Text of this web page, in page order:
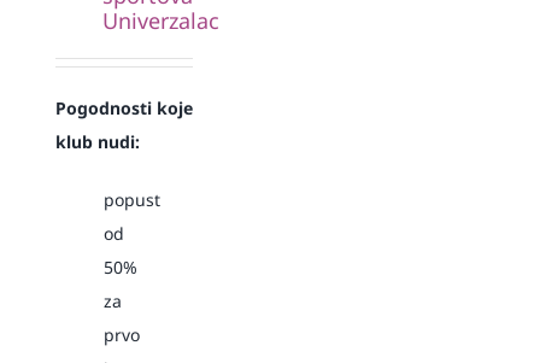
Univerzalac
Pogodnosti koje
klub nudi:
popust
od
50%
za
prvo